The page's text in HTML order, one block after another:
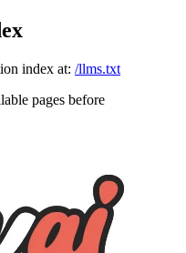
index at: /llms.txt
pages before